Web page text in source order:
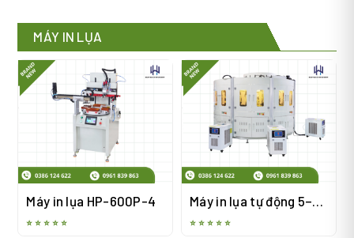
MÁY IN LỤA
Máy in lụa HP-600P-4
⭐ ⭐ ⭐ ⭐ ⭐
Máy in lụa tự động 5–6
màu dạng đĩa nằm
⭐ ⭐ ⭐ ⭐ ⭐